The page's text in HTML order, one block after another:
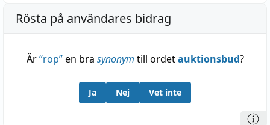
Rösta på användares bidrag
Är“rop”en bra synonym till ordetauktionsbud?
Ja Nej Vet inte